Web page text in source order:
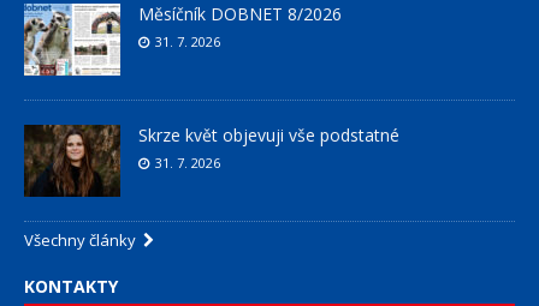
Měsíčník DOBNET 8/2026
31. 7. 2026
Skrze květ objevuji vše podstatné
31. 7. 2026
Všechny články
KONTAKTY